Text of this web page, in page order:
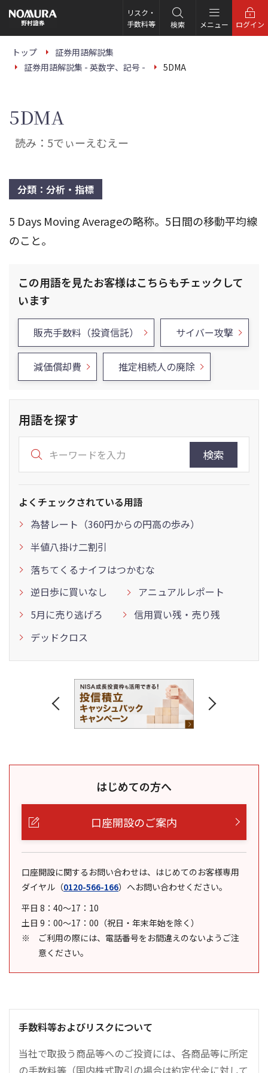
の
ー
リスク・
手数料等
検索 メニュー ログイン
トップ
証券用語解説集
証券用語解説集 - 英数字、記号 -
5DMA
5DMA
読み：5でぃーえむえー
分類：分析・指標
5 Days Moving Averageの略称。5日間の移動平均線
のこと。
この用語を見たお客様はこちらもチェックして
います
販売手数料（投資信託） サイバー攻撃
減価償却費 推定相続人の廃除
用語を探す
検索
よくチェックされている用語
為替レート（360円からの円高の歩み）
半値八掛け二割引
落ちてくるナイフはつかむな
逆日歩に買いなし
アニュアルレポート
5月に売り逃げろ
信用買い残・売り残
デッドクロス
はじめての方へ
口座開設のご案内
口座開設に関するお問い合わせは、はじめてのお客様専用
ダイヤル （0120-566-166） へお問い合わせください。
平日 8：40～17：10
土日 9：00～17：00（祝日・年末年始を除く）
ご利用の際には、電話番号をお間違えのないようご注
意ください。
手数料等およびリスクについて
当社で取扱う商品等へのご投資には、各商品等に所定